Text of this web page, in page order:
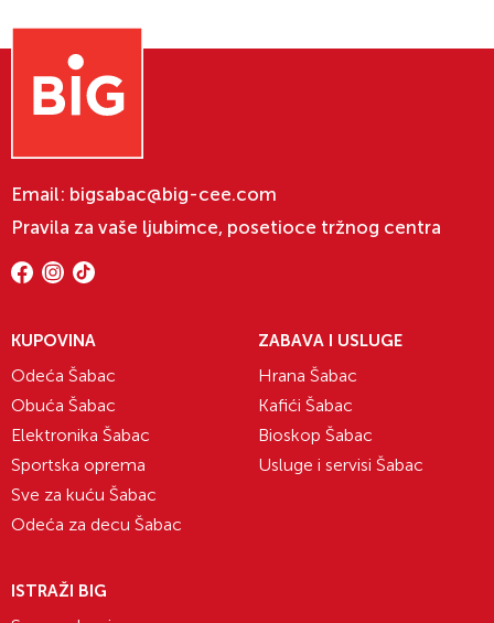
Email: bigsabac@big-cee.com
Pravila za vaše ljubimce, posetioce tržnog centra
KUPOVINA
Odeća Šabac
Obuća Šabac
Elektronika Šabac
Sportska oprema
Sve za kuću Šabac
Odeća za decu Šabac
ZABAVA I USLUGE
Hrana Šabac
Kafići Šabac
Bioskop Šabac
Usluge i servisi Šabac
ISTRAŽI BIG